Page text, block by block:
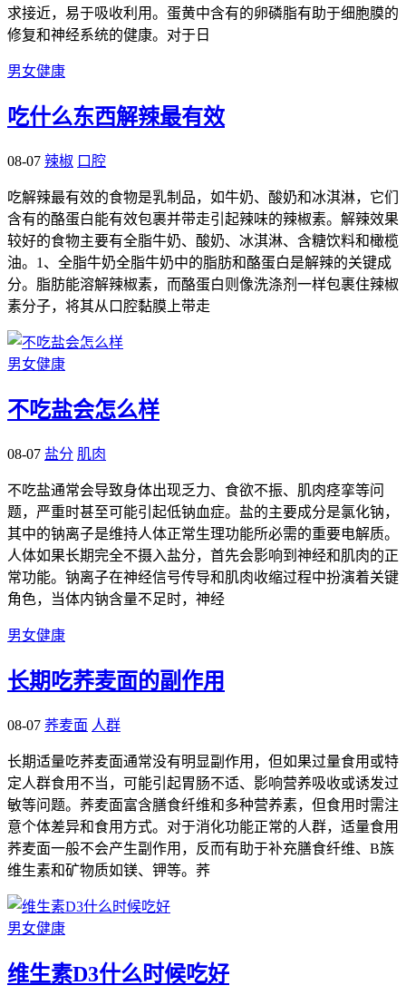
求接近，易于吸收利用。蛋黄中含有的卵磷脂有助于细胞膜的
修复和神经系统的健康。对于日
男女健康
吃什么东西解辣最有效
08-07 辣椒 口腔
吃解辣最有效的食物是乳制品，如牛奶、酸奶和冰淇淋，它们
含有的酪蛋白能有效包裹并带走引起辣味的辣椒素。解辣效果
较好的食物主要有全脂牛奶、酸奶、冰淇淋、含糖饮料和橄榄
油。1、全脂牛奶全脂牛奶中的脂肪和酪蛋白是解辣的关键成
分。脂肪能溶解辣椒素，而酪蛋白则像洗涤剂一样包裹住辣椒
素分子，将其从口腔黏膜上带走
男女健康
不吃盐会怎么样
08-07 盐分 肌肉
不吃盐通常会导致身体出现乏力、食欲不振、肌肉痉挛等问
题，严重时甚至可能引起低钠血症。盐的主要成分是氯化钠，
其中的钠离子是维持人体正常生理功能所必需的重要电解质。
人体如果长期完全不摄入盐分，首先会影响到神经和肌肉的正
常功能。钠离子在神经信号传导和肌肉收缩过程中扮演着关键
角色，当体内钠含量不足时，神经
男女健康
长期吃荞麦面的副作用
08-07 荞麦面 人群
长期适量吃荞麦面通常没有明显副作用，但如果过量食用或特
定人群食用不当，可能引起胃肠不适、影响营养吸收或诱发过
敏等问题。荞麦面富含膳食纤维和多种营养素，但食用时需注
意个体差异和食用方式。对于消化功能正常的人群，适量食用
荞麦面一般不会产生副作用，反而有助于补充膳食纤维、B族
维生素和矿物质如镁、钾等。荞
男女健康
维生素D3什么时候吃好